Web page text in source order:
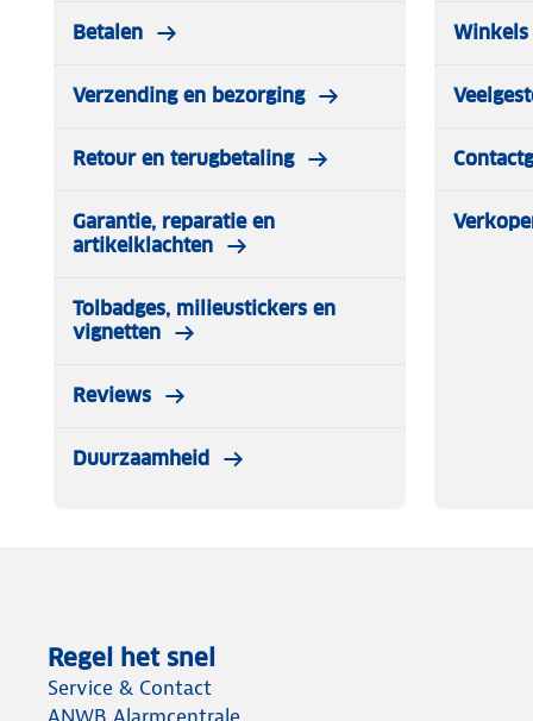
Betalen
Verzending en bezorging
Retour en terugbetaling
Garantie, reparatie en
artikelklachten
Tolbadges, milieustickers en
vignetten
Reviews
Duurzaamheid
Regel het snel
Service & Contact